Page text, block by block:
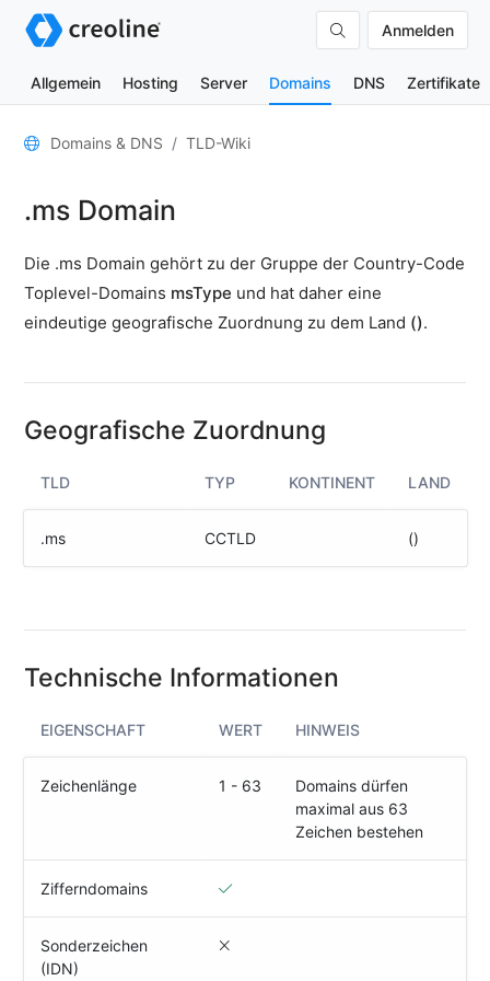
Anmelden
Allgemein Hosting Server Domains DNS Zertifikate
Allgemein
Kontakte
TLD-
Lookup
Test
(IPv4
IPv6)
Domain
SECURITY
WEITERE
creoline.com
Kundencenter
Domains & DNS TLD-Wiki
.ms Domain
Die .ms Domain gehört zu der Gruppe der Country-Code
Toplevel-Domains msType und hat daher eine
eindeutige geografische Zuordnung zu dem Land ().
Geografische Zuordnung
TLD TYP KONTINENT LAND
.ms CCTLD ()
Technische Informationen
EIGENSCHAFT WERT HINWEIS
Zeichenlänge 1 - 63
Domains dürfen
maximal aus 63
Zeichen bestehen
Zifferndomains
Sonderzeichen
(IDN)